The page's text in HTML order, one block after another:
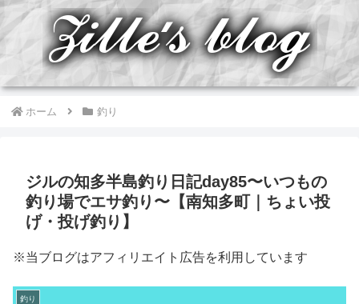
ホーム 釣り
ジルの知多半島釣り日記day85〜いつもの
釣り場でエサ釣り〜【南知多町｜ちょい投
げ・投げ釣り】
※当ブログはアフィリエイト広告を利用しています
釣り